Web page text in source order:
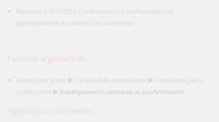
Risposta n. 217/2025, Conferimento transfrontaliero di
partecipazione da parte di più conferitari
Percorsi argomentali
Società per azioni La fase della costituzione
Condizioni per la
costituzione
Adempimenti connessi ai conferimenti
Aggiungi un commento